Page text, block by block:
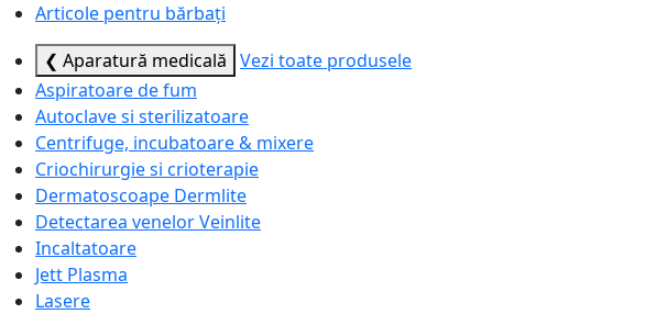
Articole pentru bărbați
❮ Aparatură medicală Vezi toate produsele
Aspiratoare de fum
Autoclave si sterilizatoare
Centrifuge, incubatoare & mixere
Criochirurgie si crioterapie
Dermatoscoape Dermlite
Detectarea venelor Veinlite
Incaltatoare
Jett Plasma
Lasere